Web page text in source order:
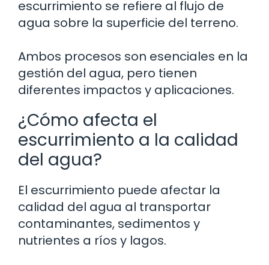
escurrimiento se refiere al flujo de
agua sobre la superficie del terreno.
Ambos procesos son esenciales en la
gestión del agua, pero tienen
diferentes impactos y aplicaciones.
¿Cómo afecta el
escurrimiento a la calidad
del agua?
El escurrimiento puede afectar la
calidad del agua al transportar
contaminantes, sedimentos y
nutrientes a ríos y lagos.